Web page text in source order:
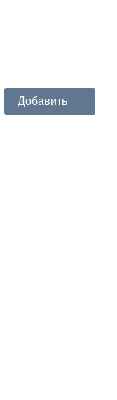
Добавить